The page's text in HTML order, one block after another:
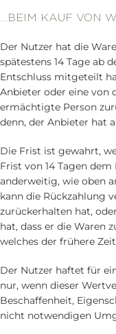
…BEIM KAUF VON
Der Nutzer hat die
spätestens 14 Tage ab
Entschluss mitgeteilt
Anbieter oder eine von
ermächtigte Person
denn, der Anbieter hat
Die Frist ist gewahrt,
Frist von 14 Tagen
anderweitig, wie oben
kann die Rückzahlung
zurückerhalten hat,
hat, dass er die Waren
welches der frühere
Der Nutzer haftet für
nur, wenn dieser
Beschaffenheit,
nicht notwendigen